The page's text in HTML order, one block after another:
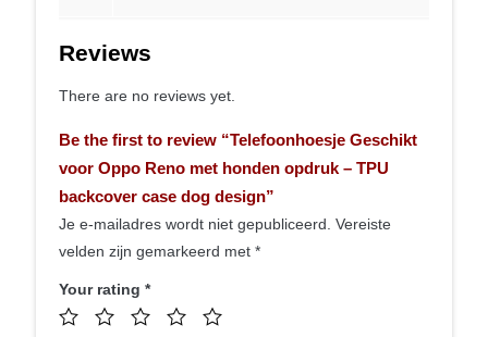
Reviews
There are no reviews yet.
Be the first to review “Telefoonhoesje Geschikt
voor Oppo Reno met honden opdruk – TPU
backcover case dog design”
Je e-mailadres wordt niet gepubliceerd. Vereiste
velden zijn gemarkeerd met *
Your rating *